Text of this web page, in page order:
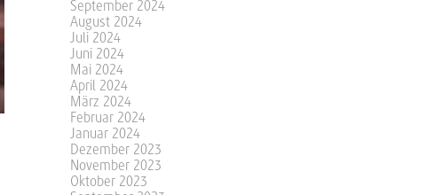
September 2024
August 2024
Juli 2024
Juni 2024
Mai 2024
April 2024
März 2024
Februar 2024
Januar 2024
Dezember 2023
November 2023
Oktober 2023